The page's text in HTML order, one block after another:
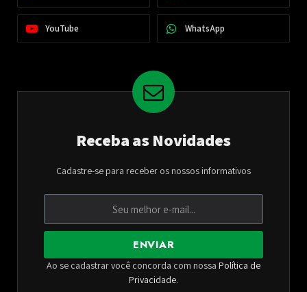
YouTube WhatsApp
Receba as Novidades
Cadastre-se para receber os nossos informativos
ENVIAR
Ao se cadastrar você concorda com nossa Política de
Privacidade.